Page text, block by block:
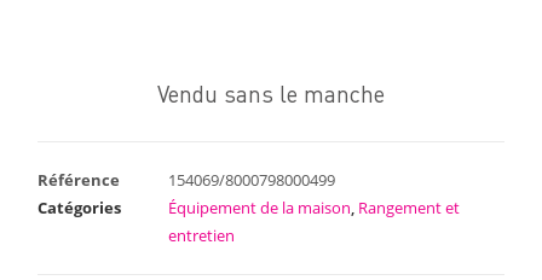
Vendu sans le manche
Référence
154069/8000798000499
Catégories
Équipement de la maison, Rangement et
entretien